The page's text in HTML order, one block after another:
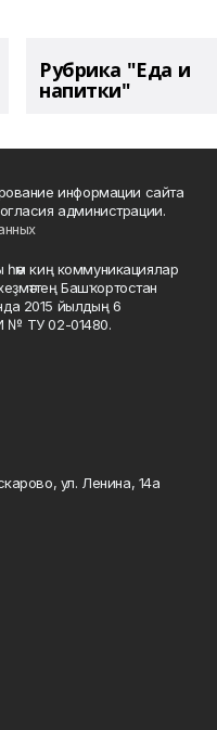
Рубрика "Еда и
напитки"
информации сайта
администрации.
һәм киң коммуникациялар
Башҡортостан
2015 йылдың 6
№ ТУ 02-01480.
ул. Ленина, 14а